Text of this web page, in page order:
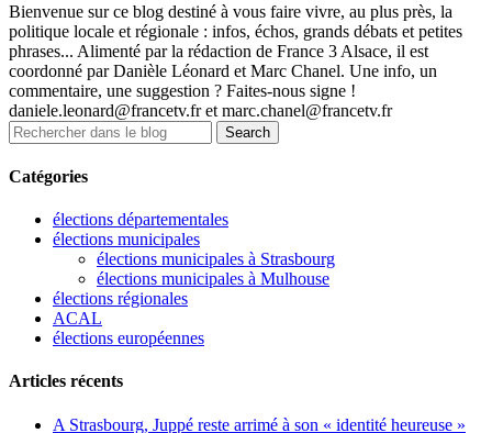
Bienvenue sur ce blog destiné à vous faire vivre, au plus près, la
politique locale et régionale : infos, échos, grands débats et petites
phrases... Alimenté par la rédaction de France 3 Alsace, il est
coordonné par Danièle Léonard et Marc Chanel. Une info, un
commentaire, une suggestion ? Faites-nous signe !
daniele.leonard@francetv.fr et marc.chanel@francetv.fr
Catégories
élections départementales
élections municipales
élections municipales à Strasbourg
élections municipales à Mulhouse
élections régionales
ACAL
élections européennes
Articles récents
A Strasbourg, Juppé reste arrimé à son « identité heureuse »